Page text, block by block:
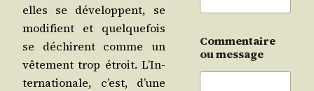
elles se déve­loppent, se
modi­fient et quel­que­fois
se déchirent comme un
vête­ment trop étroit. L’In­
ter­na­tio­nale, c’est, d’une
Commentaire
ou message